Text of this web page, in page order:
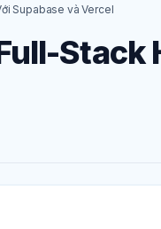
Supabase và Vercel
Stack